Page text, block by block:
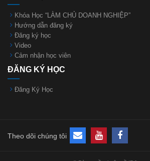
Khóa Học “LÀM CHỦ DOANH NGHIỆP”
Hướng dẫn đăng ký
Đăng ký học
Video
Cảm nhận học viên
ĐĂNG KÝ HỌC
Đăng Ký Học
Theo dõi chúng tôi